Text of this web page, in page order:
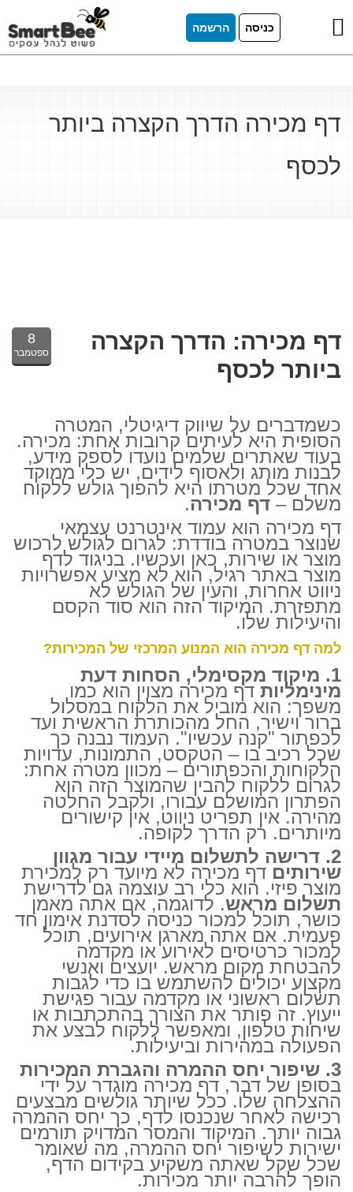
כניסה הרשמה
דף מכירה הדרך הקצרה ביותר
לכסף
8
ספטמבר
דף מכירה: הדרך הקצרה
ביותר לכסף
כשמדברים על שיווק דיגיטלי, המטרה
הסופית היא לעיתים קרובות אחת: מכירה.
בעוד שאתרים שלמים נועדו לספק מידע,
לבנות מותג ולאסוף לידים, יש כלי ממוקד
אחד שכל מטרתו היא להפוך גולש ללקוח
משלם – דף מכירה.
דף מכירה הוא עמוד אינטרנט עצמאי
שנוצר במטרה בודדת: לגרום לגולש לרכוש
מוצר או שירות, כאן ועכשיו. בניגוד לדף
מוצר באתר רגיל, הוא לא מציע אפשרויות
ניווט אחרות, והעין של הגולש לא
מתפזרת. המיקוד הזה הוא סוד הקסם
והיעילות שלו.
למה דף מכירה הוא המנוע המרכזי של המכירות?
1. מיקוד מקסימלי, הסחות דעת
מינימליות דף מכירה מצוין הוא כמו
משפך: הוא מוביל את הלקוח במסלול
ברור וישיר, החל מהכותרת הראשית ועד
לכפתור "קנה עכשיו". העמוד נבנה כך
שכל רכיב בו – הטקסט, התמונות, עדויות
הלקוחות והכפתורים – מכוון מטרה אחת:
לגרום ללקוח להבין שהמוצר הזה הוא
הפתרון המושלם עבורו, ולקבל החלטה
מהירה. אין תפריט ניווט, אין קישורים
מיותרים. רק הדרך לקופה.
2. דרישה לתשלום מיידי עבור מגוון
שירותים דף מכירה לא מיועד רק למכירת
מוצר פיזי. הוא כלי רב עוצמה גם לדרישת
תשלום מראש. לדוגמה, אם אתה מאמן
כושר, תוכל למכור כניסה לסדנת אימון חד
פעמית. אם אתה מארגן אירועים, תוכל
למכור כרטיסים לאירוע או מקדמה
להבטחת מקום מראש. יועצים ואנשי
מקצוע יכולים להשתמש בו כדי לגבות
תשלום ראשוני או מקדמה עבור פגישת
ייעוץ. זה פותר את הצורך בהתכתבות או
שיחות טלפון, ומאפשר ללקוח לבצע את
הפעולה במהירות וביעילות.
3. שיפור יחס ההמרה והגברת המכירות
בסופו של דבר, דף מכירה מוגדר על ידי
ההצלחה שלו. ככל שיותר גולשים מבצעים
רכישה לאחר שנכנסו לדף, כך יחס ההמרה
גבוה יותר. המיקוד והמסר המדויק תורמים
ישירות לשיפור יחס ההמרה, מה שאומר
שכל שקל שאתה משקיע בקידום הדף,
הופך להרבה יותר מכירות.